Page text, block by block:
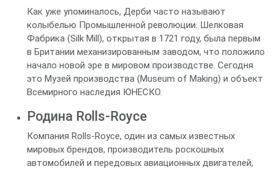
Как уже упоминалось, Дерби часто называют
колыбелью Промышленной революции. Шелковая
Фабрика (Silk Mill), открытая в 1721 году, была первым
в Британии механизированным заводом, что положило
начало новой эре в мировом производстве. Сегодня
это Музей производства (Museum of Making) и объект
Всемирного наследия ЮНЕСКО.
Родина Rolls-Royce
Компания Rolls-Royce, один из самых известных
мировых брендов, производитель роскошных
автомобилей и передовых авиационных двигателей,